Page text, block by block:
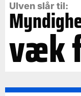
Ulven slår til:
væk